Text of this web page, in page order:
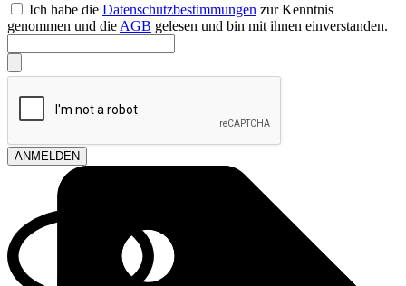
Ich habe die Datenschutzbestimmungen zur Kenntnis
genommen und die AGB gelesen und bin mit ihnen einverstanden.
ANMELDEN